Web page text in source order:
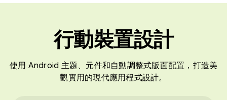
行動裝置設計
使用 Android 主題、元件和自動調整式版面配置，打造美
觀實用的現代應用程式設計。